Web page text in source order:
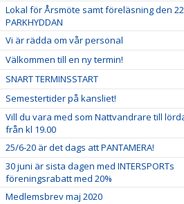
Lokal för Årsmöte samt föreläsning den
PARKHYDDAN
Vi är rädda om vår personal
Välkommen till en ny termin!
SNART TERMINSSTART
Semestertider på kansliet!
Vill du vara med som Nattvandrare till
från kl 19.00
25/6-20 är det dags att PANTAMERA!
30 juni är sista dagen med INTERSPORTs
föreningsrabatt med 20%
Medlemsbrev maj 2020